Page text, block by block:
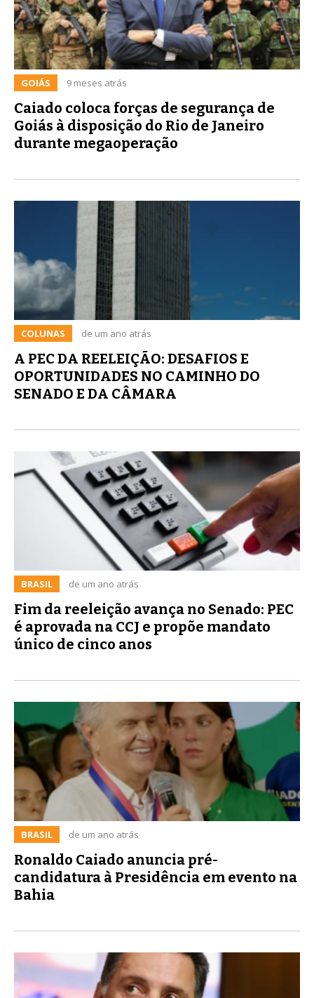
GOIÁS 9 meses atrás
Caiado coloca forças de segurança de
Goiás à disposição do Rio de Janeiro
durante megaoperação
COLUNAS de um ano atrás
A PEC DA REELEIÇÃO: DESAFIOS E
OPORTUNIDADES NO CAMINHO DO
SENADO E DA CÂMARA
BRASIL de um ano atrás
Fim da reeleição avança no Senado: PEC
é aprovada na CCJ e propõe mandato
único de cinco anos
BRASIL de um ano atrás
Ronaldo Caiado anuncia pré-
candidatura à Presidência em evento na
Bahia